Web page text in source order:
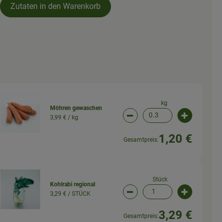
Zutaten in den Warenkorb
ändern
Möhren gewaschen
3,99 € / kg
kg
Artikelanzahl verringern
Gesamtpreis: 1,20 €
ändern
Kohlrabi regional
3,29 € / STÜCK
Stück
Artikelanzahl verringern
Gesamtpreis:3,29 €